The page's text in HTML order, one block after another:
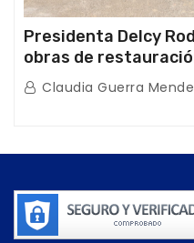
Presidenta Delcy
obras de
afectaciones
Claudia Guerra